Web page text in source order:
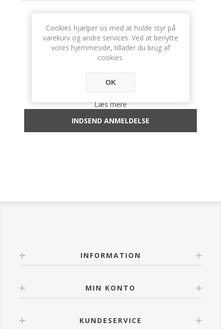
DÅRLIG FREMRAGENDE
INFORMATION
MIN KONTO
KUNDESERVICE
Cookies hjælper os med at holde styr på
varekurv og andre services. Ved at benytte
vores hjemmeside, tillader du brug af
cookies.
OK
Læs mere